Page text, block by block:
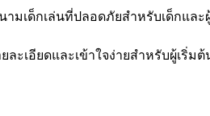
มเด็กเล่นที่ปลอดภัยสำหรับเด็กแล
เอียดและเข้าใจง่ายสำหรับผู้เริ่มต้